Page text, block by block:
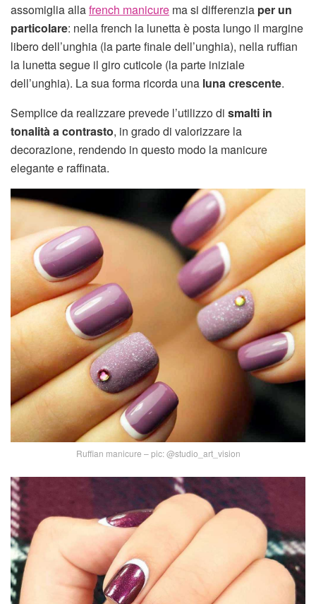
assomiglia allafrench manicure ma si differenzia per un
particolare: nella french la lunetta è posta lungo il margine
libero dell’unghia (la parte finale dell’unghia), nella ruffian
la lunetta segue il giro cuticole (la parte iniziale
dell’unghia). La sua forma ricorda una luna crescente.
Semplice da realizzare prevede l’utilizzo di smalti in
tonalità a contrasto, in grado di valorizzare la
decorazione, rendendo in questo modo la manicure
elegante e raffinata.
Ruffian manicure – pic: @studio_art_vision